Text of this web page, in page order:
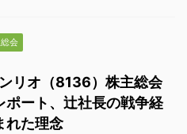
会
リオ（8136）株主総会
ポート、辻社長の戦争経
れた理念